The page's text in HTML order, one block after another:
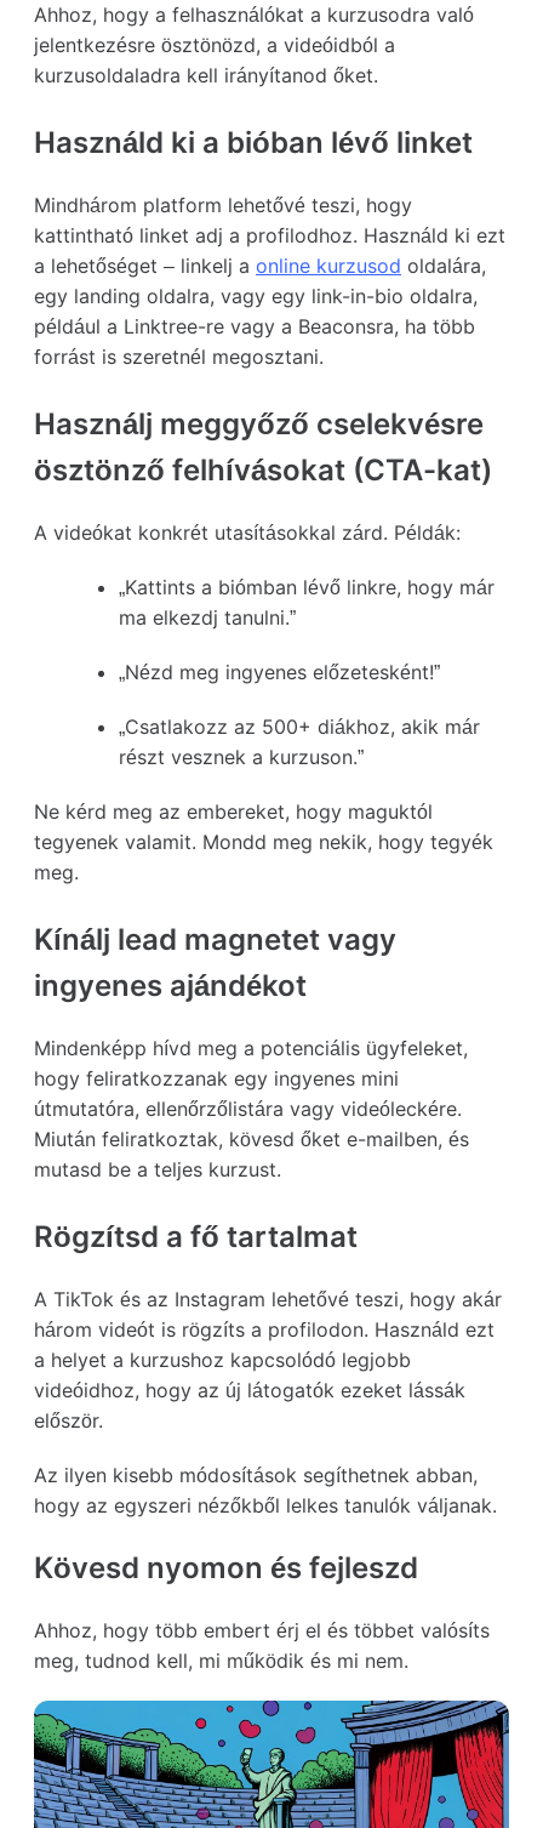
Ahhoz, hogy a felhasználókat a kurzusodra való
jelentkezésre ösztönözd, a videóidból a
kurzusoldaladra kell irányítanod őket.
Használd ki a bióban lévő linket
Mindhárom platform lehetővé teszi, hogy
kattintható linket adj a profilodhoz. Használd ki ezt
a lehetőséget – linkelj a online kurzusod oldalára,
egy landing oldalra, vagy egy link-in-bio oldalra,
például a Linktree-re vagy a Beaconsra, ha több
forrást is szeretnél megosztani.
Használj meggyőző cselekvésre
ösztönző felhívásokat (CTA-kat)
A videókat konkrét utasításokkal zárd. Példák:
„Kattints a biómban lévő linkre, hogy már
ma elkezdj tanulni.”
„Nézd meg ingyenes előzetesként!”
„Csatlakozz az 500+ diákhoz, akik már
részt vesznek a kurzuson.”
Ne kérd meg az embereket, hogy maguktól
tegyenek valamit. Mondd meg nekik, hogy tegyék
meg.
Kínálj lead magnetet vagy
ingyenes ajándékot
Mindenképp hívd meg a potenciális ügyfeleket,
hogy feliratkozzanak egy ingyenes mini
útmutatóra, ellenőrzőlistára vagy videóleckére.
Miután feliratkoztak, kövesd őket e-mailben, és
mutasd be a teljes kurzust.
Rögzítsd a fő tartalmat
A TikTok és az Instagram lehetővé teszi, hogy akár
három videót is rögzíts a profilodon. Használd ezt
a helyet a kurzushoz kapcsolódó legjobb
videóidhoz, hogy az új látogatók ezeket lássák
először.
Az ilyen kisebb módosítások segíthetnek abban,
hogy az egyszeri nézőkből lelkes tanulók váljanak.
Kövesd nyomon és fejleszd
Ahhoz, hogy több embert érj el és többet valósíts
meg, tudnod kell, mi működik és mi nem.